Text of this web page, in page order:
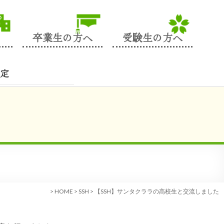
卒業生の方へ 受験生の方へ
> HOME > SSH > 【SSH】サンタクララの高校生と交流しました